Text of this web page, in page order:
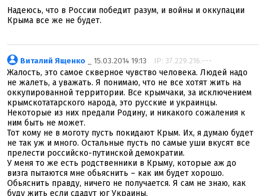
Надеюсь, что в России победит разум, и войны и оккупации
Крыма все же не будет.
Виталий Ященко _ 15.03.2014 19:13 IP: 37.229.216.---
Жалость, это самое скверное чувство человека. Людей надо
не жалеть, а уважать. Я понимаю, что не все хотят жить на
оккупированной территории. Все крымчаки, за исключением
крымскотатарского народа, это русские и украинцы.
Некоторые из них предали Родину, и никакого сожаления к
ним быть не может.
Тот кому не в моготу пусть покидают Крым. Их, я думаю будет
не так уж и много. Остальные пусть по самые уши вкусят все
прелести российско-путинской демократии.
У меня то же есть родственники в Крыму, которые аж до
визга пытаются мне обьяснить – как им будет хорошо.
Обьяснить правду, ничего не получается. Я сам не знаю, как
буду жить если сдадут юг Украины.